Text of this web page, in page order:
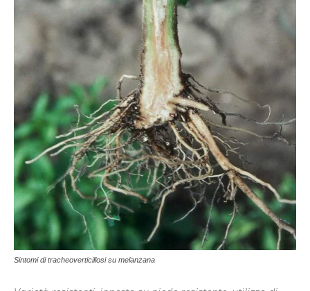
Sintomi di tracheoverticillosi su melanzana